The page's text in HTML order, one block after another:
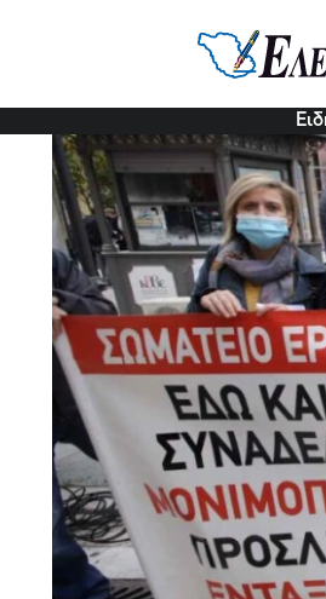
Σύμφωνα με
των
eVima Serres Team27 Νοε 2022, 13:42